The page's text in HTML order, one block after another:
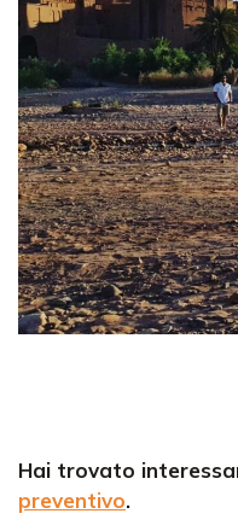
Hai trovato
preventivo.